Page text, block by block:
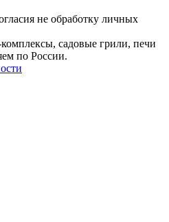
не обработку личных
садовые грили, печи
по России.